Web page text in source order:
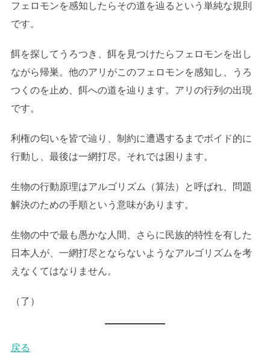
フェロモンを感知したらその道を辿るという単純な規則
です。
餌を探してうろつき、餌を見つけたらフェロモンを出し
ながら帰巣。他のアリがこのフェロモンを感知し、うろ
つくのを止め、餌への道を辿ります。アリの行列の出現
です。
利権の匂いを皆で辿り、制約に遭遇するまでボイド的に
行動し、最後は一網打尽。それでは困ります。
生物の行動原理はアルゴリズム（算法）と呼ばれ、問題
解決のための手順という意味があります。
生物の中で最も愚かな人間、さらに民族的特性を有した
日本人が、一網打尽とならないようなアルゴリズムを考
えなくてはなりません。
（了）
戻る